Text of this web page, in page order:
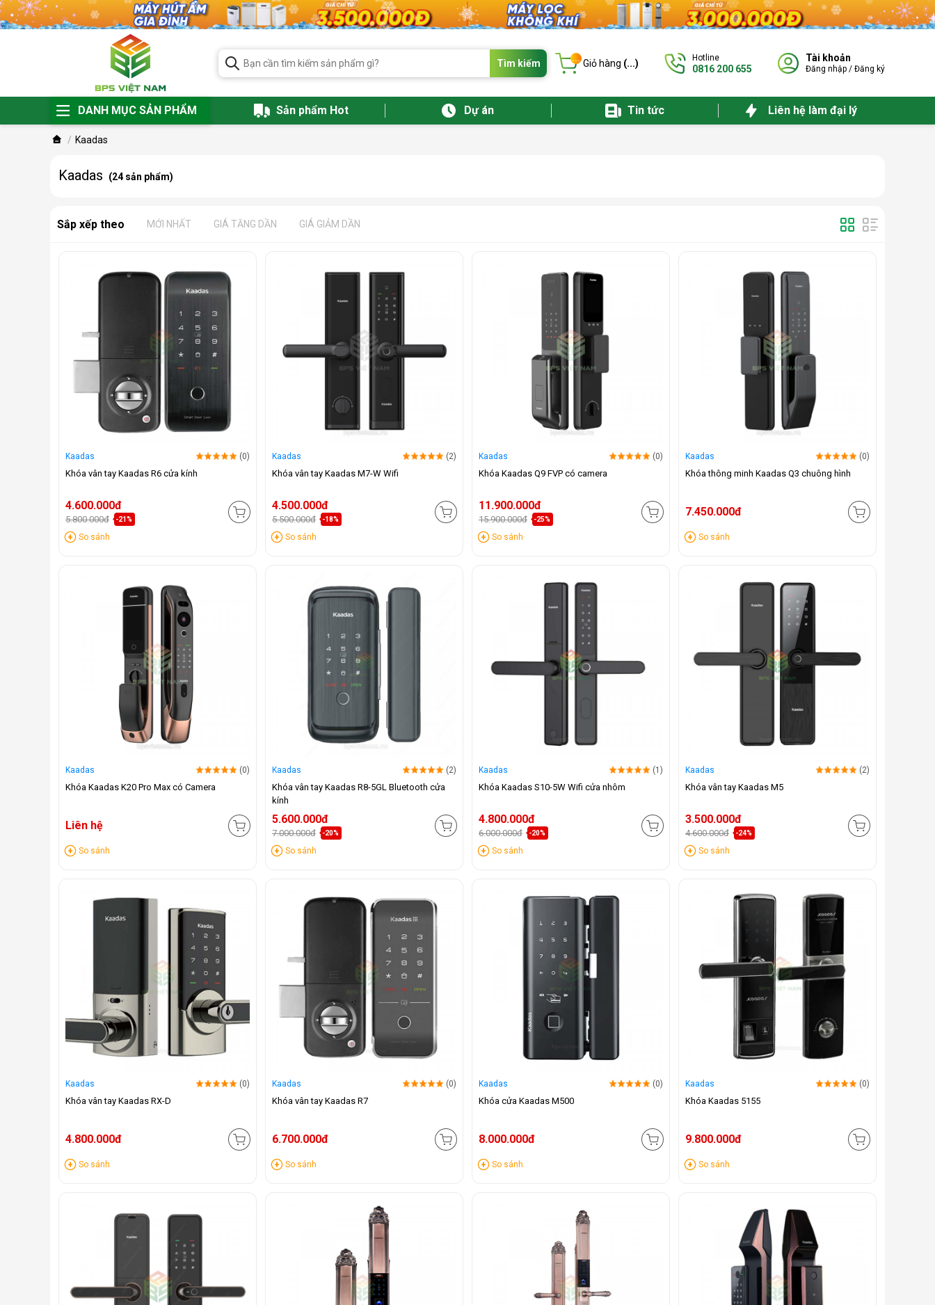
Tìm kiếm ... Giỏ hàng (...) Hotline
0816 200 655
Tài khoản
Đăng nhập / Đăng ký
DANH MỤC SẢN PHẨM Sản phẩm Hot Dự án Tin tức Liên hệ làm đại lý
Kaadas
Kaadas (24 sản phẩm)
Sắp xếp theo MỚI NHẤT GIÁ TĂNG DẦN GIÁ GIẢM DẦN
Kaadas (0)
Khóa vân tay Kaadas R6 cửa kính
4.600.000đ
5.800.000đ -21%
So sánh
Kaadas (2)
Khóa vân tay Kaadas M7-W Wifi
4.500.000đ
5.500.000đ -18%
So sánh
Kaadas (0)
Khóa Kaadas Q9 FVP có camera
11.900.000đ
15.900.000đ -25%
So sánh
Kaadas (0)
Khóa thông minh Kaadas Q3 chuông hình
7.450.000đ
So sánh
Kaadas (0)
Khóa Kaadas K20 Pro Max có Camera
Liên hệ
So sánh
Kaadas (2)
Khóa vân tay Kaadas R8-5GL Bluetooth cửa
kính
5.600.000đ
7.000.000đ -20%
So sánh
Kaadas (1)
Khóa Kaadas S10-5W Wifi cửa nhôm
4.800.000đ
6.000.000đ -20%
So sánh
Kaadas (2)
Khóa vân tay Kaadas M5
3.500.000đ
4.600.000đ -24%
So sánh
Kaadas (0)
Khóa vân tay Kaadas RX-D
4.800.000đ
So sánh
Kaadas (0)
Khóa vân tay Kaadas R7
6.700.000đ
So sánh
Kaadas (0)
Khóa cửa Kaadas M500
8.000.000đ
So sánh
Kaadas (0)
Khóa Kaadas 5155
9.800.000đ
So sánh